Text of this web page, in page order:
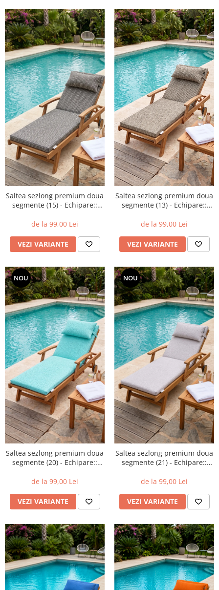
Saltea sezlong premium doua
segmente (15) - Echipare::
de la 99,00 Lei
VEZI VARIANTE
Saltea sezlong premium doua
segmente (13) - Echipare::
de la 99,00 Lei
VEZI VARIANTE
NOU
Saltea sezlong premium doua
segmente (20) - Echipare::
de la 99,00 Lei
VEZI VARIANTE
NOU
Saltea sezlong premium doua
segmente (21) - Echipare::
de la 99,00 Lei
VEZI VARIANTE